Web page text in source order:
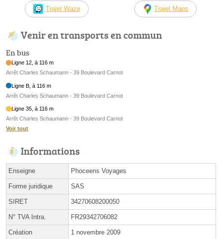
Trajet Waze Trajet Maps
Venir en transports en commun
En bus
Ligne 12, à 116 m
Arrêt Charles Schaumann - 39 Boulevard Carnot
Ligne B, à 116 m
Arrêt Charles Schaumann - 39 Boulevard Carnot
Ligne 35, à 116 m
Arrêt Charles Schaumann - 39 Boulevard Carnot
Voir tout
Informations
Enseigne Phoceens Voyages
Forme juridique SAS
SIRET 34270608200050
N° TVA Intra. FR29342706082
Création 1 novembre 2009